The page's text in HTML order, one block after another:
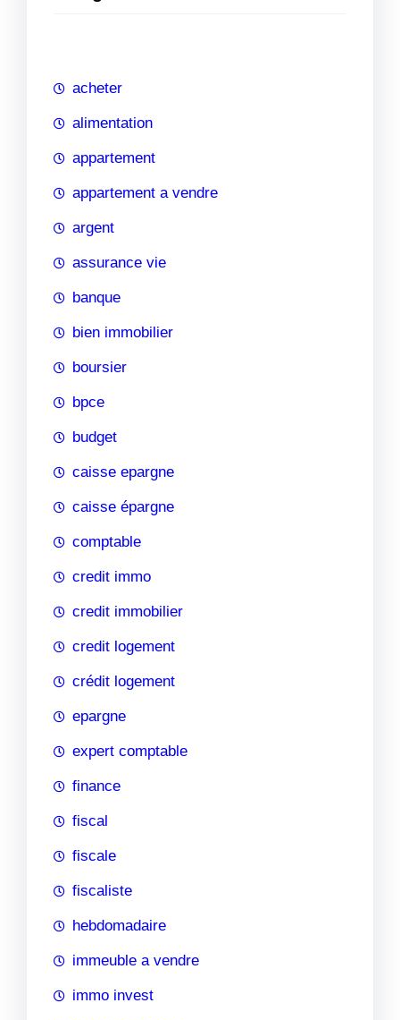
h
acheter
alimentation
appartement
appartement a vendre
argent
assurance vie
banque
bien immobilier
boursier
bpce
budget
caisse epargne
caisse épargne
comptable
credit immo
credit immobilier
credit logement
crédit logement
epargne
expert comptable
finance
fiscal
fiscale
fiscaliste
hebdomadaire
immeuble a vendre
immo invest